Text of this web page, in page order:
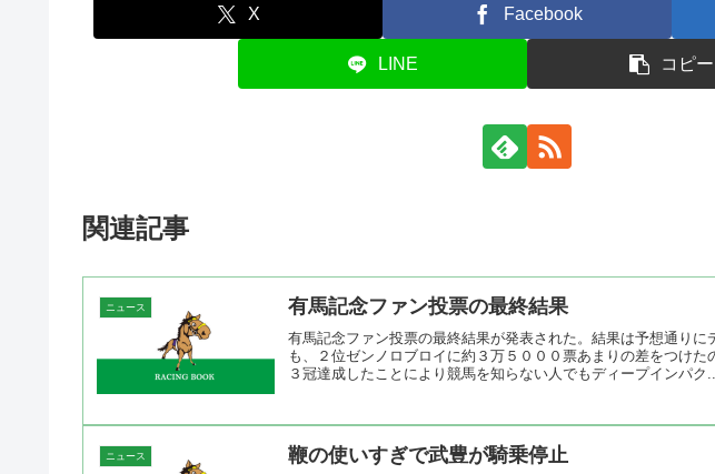
X Facebook
LINE コピー
関連記事
ニュース 有馬記念ファン投票の最終結果
有馬記念ファン投票の最終結果が発表された。結果は予想通り
も、２位ゼンノロブロイに約３万５０００票あまりの差をつけ
３冠達成したことにより競馬を知らない人でもディープインパク
ニュース 鞭の使いすぎで武豊が騎乗停止